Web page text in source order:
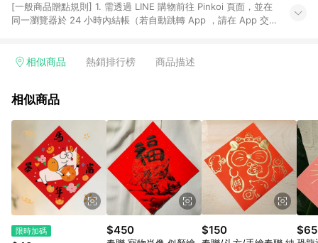
[一般商品贈點規則] 1. 需透過 LINE 購物前往 Pinkoi 頁面，並在
同一瀏覽器於 24 小時內結帳（若自動跳轉 App ，請在 App 交
回饋訂單不得享有 Pinkoi 站方優惠，例如首購優惠，P coins，
行為，不具贈點資格，部分退款不在此限。 6. APP 請更新至
貨後 45 天後發送。 8. 群眾募資商品，禮物卡，開館保證金，補
運費，攤位費等不具贈點資格。 9. LINE 購物站上之商品規格、
顏色、價位、贈品如與 Pinkoi 商品資訊頁及購物車不符，以
Pinkoi 購物商品資訊頁及購物車標示為準。 10. 點數紅包使用規
則請以點數紅包活動說明為準。 11. 若於 LINE 購物前往 Pinkoi
頁面後才首次下載 Pinkoi APP 並完成訂單，不符合導購資格；承
上，首次下載 Pinkoi APP 後，需透過 LINE 購物前往 Pinkoi 頁
相似商品 熱銷排行榜 商品描述
相似商品
限時加碼 $450 $150 $65